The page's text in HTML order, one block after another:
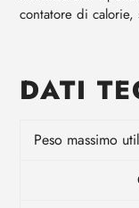
contatore di calorie,
DATI
Peso massimo